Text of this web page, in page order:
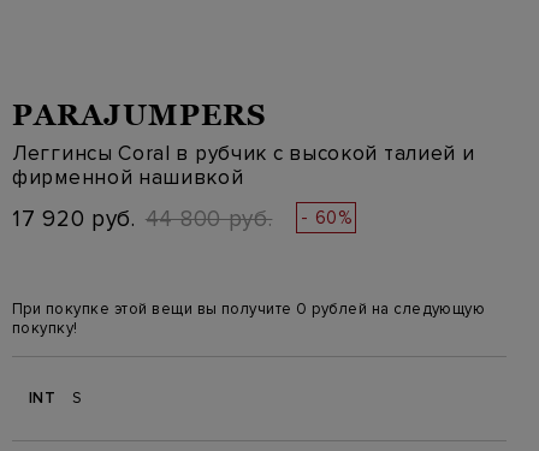
PARAJUMPERS
Леггинсы Coral в рубчик с высокой талией и
фирменной нашивкой
17 920 руб. 44 800 руб. - 60%
При покупке этой вещи вы получите 0 рублей на следующую
покупку!
INT S